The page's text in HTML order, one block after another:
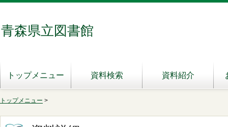
青森県立図書館
トップメニュー 資料検索 資料紹介
トップメニュー >